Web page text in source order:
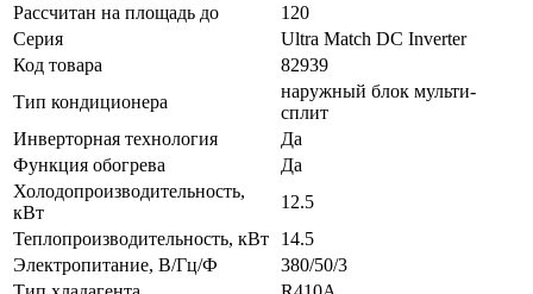
Рассчитан на площадь до
120
Серия
Ultra Match DC Inverter
Код товара
82939
Тип кондиционера
наружный блок мульти-
сплит
Инверторная технология
Да
Функция обогрева
Да
Холодопроизводительность,
кВт
12.5
Теплопроизводительность, кВт
14.5
Электропитание, В/Гц/Ф
380/50/3